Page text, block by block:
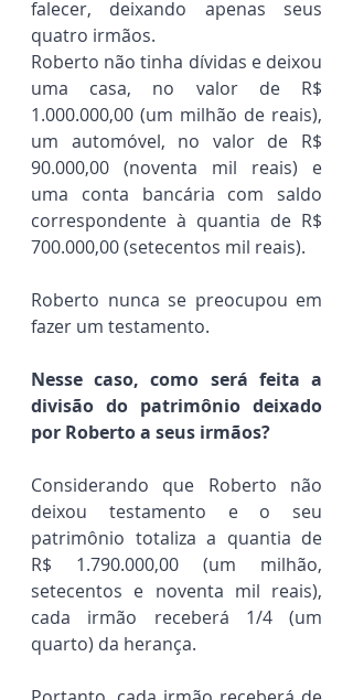
falecer, deixando apenas seus
quatro irmãos.
Roberto não tinha dívidas e deixou
uma casa, no valor de R$
1.000.000,00 (um milhão de reais),
um automóvel, no valor de R$
90.000,00 (noventa mil reais) e
uma conta bancária com saldo
correspondente à quantia de R$
700.000,00 (setecentos mil reais).
Roberto nunca se preocupou em
fazer um testamento.
Nesse caso, como será feita a
divisão do patrimônio deixado
por Roberto a seus irmãos?
Considerando que Roberto não
deixou testamento e o seu
patrimônio totaliza a quantia de
R$ 1.790.000,00 (um milhão,
setecentos e noventa mil reais),
cada irmão receberá 1/4 (um
quarto) da herança.